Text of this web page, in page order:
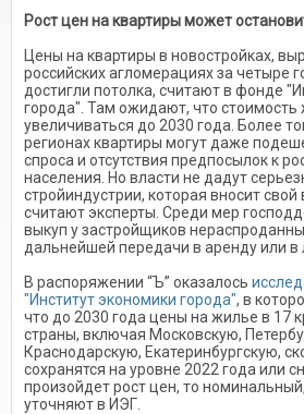
Рост цен на квартиры может
Цены на квартиры в новостройках,
российских агломерациях за четыре
достигли потолка, считают в фонде
города". Там ожидают, что стоимость
увеличиваться до 2030 года. Более
регионах квартиры могут даже
спроса и отсутствия предпосылок к
населения. Но власти не дадут
стройиндустрии, которая вносит свой
считают эксперты. Среди мер
выкуп у застройщиков
дальнейшей передачи в аренду или в
В распоряжении “Ъ” оказалось
"Институт экономики города", в
что до 2030 года цены на жилье в 17
страны, включая Московскую,
Краснодарскую, Екатеринбургскую,
сохранятся на уровне 2022 года или
произойдет рост цен, то
уточняют в ИЭГ.